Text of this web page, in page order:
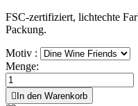
FSC‑zertifiziert, lichtechte
Packung.
Motiv :
Menge:
In den Warenkorb